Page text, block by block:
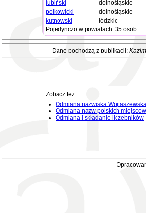
lubiński
dolnośląskie
polkowicki
dolnośląskie
kutnowski
łódzkie
Pojedynczo w powiatach: 35 osób.
Dane pochodzą z publikacji:
Zobacz też:
Odmiana nazwiska Wojtaszewska
Odmiana nazw polskich
Odmiana i składanie liczebników